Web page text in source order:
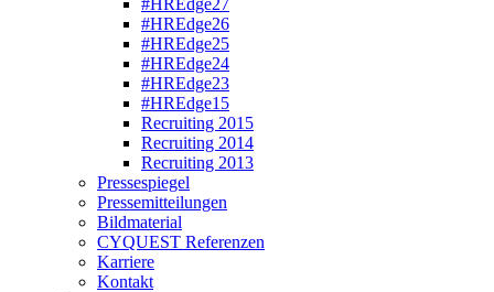
#HREdge27
#HREdge26
#HREdge25
#HREdge24
#HREdge23
#HREdge15
Recruiting 2015
Recruiting 2014
Recruiting 2013
Pressespiegel
Pressemitteilungen
Bildmaterial
CYQUEST Referenzen
Karriere
Kontakt